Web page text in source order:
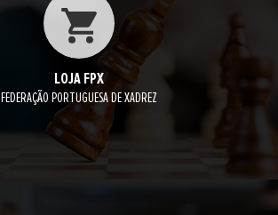
LOJA FPX
FEDERAÇÃO PORTUGUESA DE XADREZ